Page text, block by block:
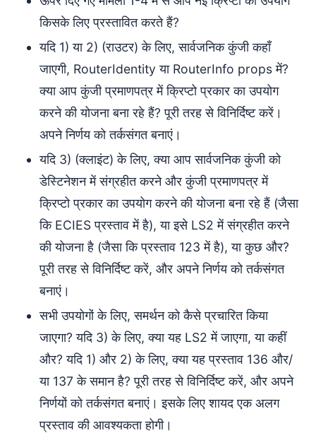
किसके लिए प्रस्तावित करते हैं?
यदि 1) या 2) (राउटर) के लिए, सार्वजनिक कुंजी कहाँ
जाएगी, RouterIdentity या RouterInfo props में?
क्या आप कुंजी प्रमाणपत्र में क्रिप्टो प्रकार का उपयोग
करने की योजना बना रहे हैं? पूरी तरह से विनिर्दिष्ट करें।
अपने निर्णय को तर्कसंगत बनाएं।
यदि 3) (क्लाइंट) के लिए, क्या आप सार्वजनिक कुंजी को
डेस्टिनेशन में संग्रहीत करने और कुंजी प्रमाणपत्र में
क्रिप्टो प्रकार का उपयोग करने की योजना बना रहे हैं (जैसा
कि ECIES प्रस्ताव में है), या इसे LS2 में संग्रहीत करने
की योजना है (जैसा कि प्रस्ताव 123 में है), या कुछ और?
पूरी तरह से विनिर्दिष्ट करें, और अपने निर्णय को तर्कसंगत
बनाएं।
सभी उपयोगों के लिए, समर्थन को कैसे प्रचारित किया
जाएगा? यदि 3) के लिए, क्या यह LS2 में जाएगा, या कहीं
और? यदि 1) और 2) के लिए, क्या यह प्रस्ताव 136 और/
या 137 के समान है? पूरी तरह से विनिर्दिष्ट करें, और अपने
निर्णयों को तर्कसंगत बनाएं। इसके लिए शायद एक अलग
प्रस्ताव की आवश्यकता होगी।